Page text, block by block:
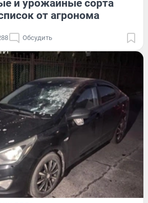
и урожайные сорта
от агронома
Обсудить